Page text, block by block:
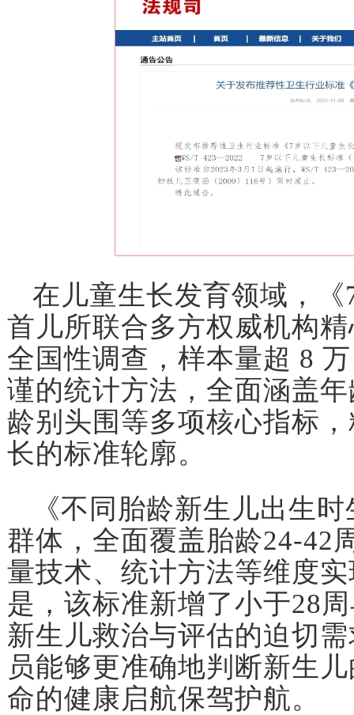
在儿童生长发育领域，
首儿所联合多方权威机构
全国性调查，样本量超 8
谨的统计方法，全面涵盖
龄别头围等多项核心指标
长的标准轮廓。
《不同胎龄新生儿出生
群体，全面覆盖胎龄24-42
量技术、统计方法等维度
是，该标准新增了小于28
新生儿救治与评估的迫切
员能够更准确地判断新生
命的健康启航保驾护航。